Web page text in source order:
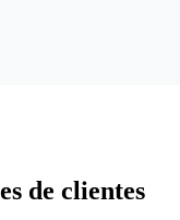
de clientes